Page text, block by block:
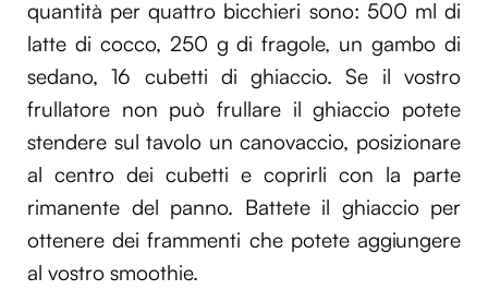
quantità per quattro bicchieri sono: 500 ml di
latte di cocco, 250 g di fragole, un gambo di
sedano, 16 cubetti di ghiaccio. Se il vostro
frullatore non può frullare il ghiaccio potete
stendere sul tavolo un canovaccio, posizionare
al centro dei cubetti e coprirli con la parte
rimanente del panno. Battete il ghiaccio per
ottenere dei frammenti che potete aggiungere
al vostro smoothie.